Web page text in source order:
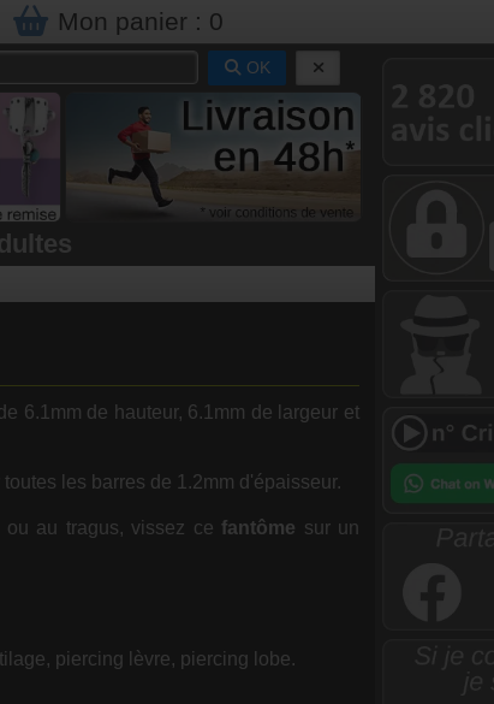
Mon panier : 0
OK
6.1mm de hauteur, 6.1mm de largeur et
les barres de 1.2mm d'épaisseur.
au tragus, vissez ce fantôme sur un
piercing lèvre, piercing lobe.